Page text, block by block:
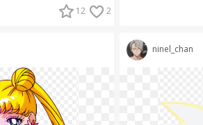
12 2
ninel_chan